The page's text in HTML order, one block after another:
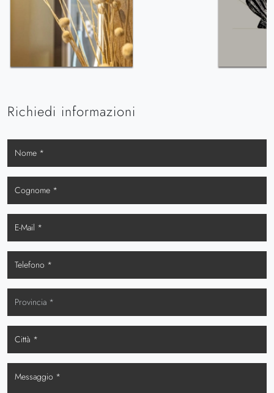
Richiedi informazioni